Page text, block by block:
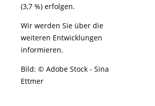
(3,7 %) erfolgen.
Wir werden Sie über die
weiteren Entwicklungen
informieren.
Bild: © Adobe Stock - Sina
Ettmer